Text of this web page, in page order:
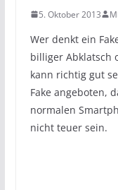
5. Oktober 2013
Wer denkt ein
billiger Abklatsch
kann richtig gut
Fake angeboten,
normalen
nicht teuer sein.